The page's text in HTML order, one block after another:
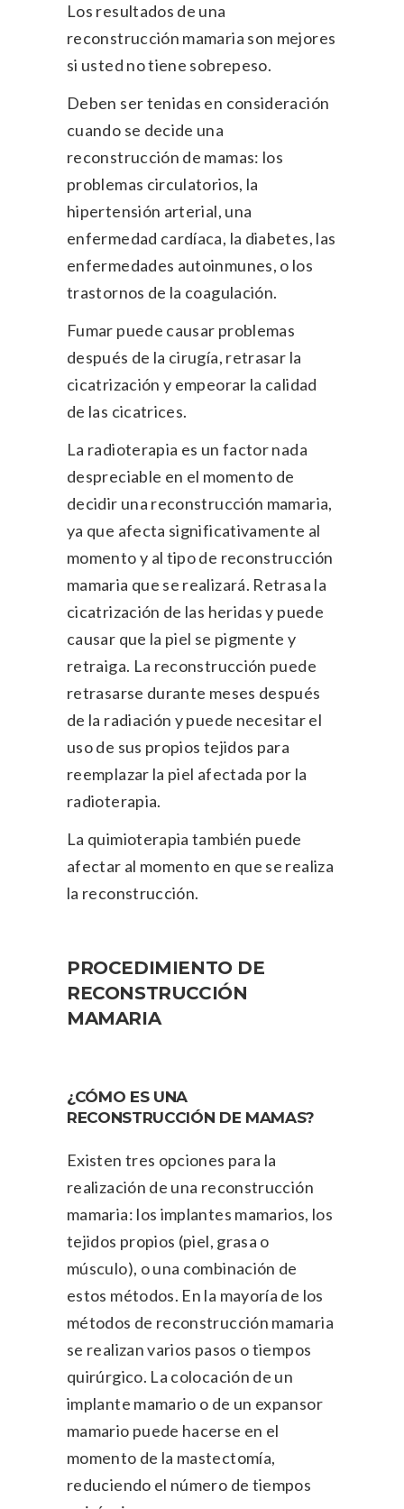
Los resultados de una
reconstrucción mamaria son mejores
si usted no tiene sobrepeso.
Deben ser tenidas en consideración
cuando se decide una
reconstrucción de mamas: los
problemas circulatorios, la
hipertensión arterial, una
enfermedad cardíaca, la diabetes, las
enfermedades autoinmunes, o los
trastornos de la coagulación.
Fumar puede causar problemas
después de la cirugía, retrasar la
cicatrización y empeorar la calidad
de las cicatrices.
La radioterapia es un factor nada
despreciable en el momento de
decidir una reconstrucción mamaria,
ya que afecta significativamente al
momento y al tipo de reconstrucción
mamaria que se realizará. Retrasa la
cicatrización de las heridas y puede
causar que la piel se pigmente y
retraiga. La reconstrucción puede
retrasarse durante meses después
de la radiación y puede necesitar el
uso de sus propios tejidos para
reemplazar la piel afectada por la
radioterapia.
La quimioterapia también puede
afectar al momento en que se realiza
la reconstrucción.
PROCEDIMIENTO DE
RECONSTRUCCIÓN
MAMARIA
¿CÓMO ES UNA
RECONSTRUCCIÓN DE MAMAS?
Existen tres opciones para la
realización de una reconstrucción
mamaria: los implantes mamarios, los
tejidos propios (piel, grasa o
músculo), o una combinación de
estos métodos. En la mayoría de los
métodos de reconstrucción mamaria
se realizan varios pasos o tiempos
quirúrgico. La colocación de un
implante mamario o de un expansor
mamario puede hacerse en el
momento de la mastectomía,
reduciendo el número de tiempos